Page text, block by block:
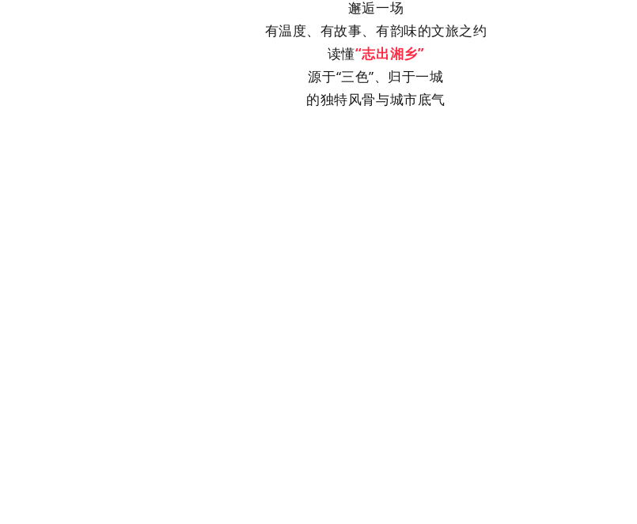
邂逅一场
有温度、有故事、有韵味的文旅之约
读懂“志出湘乡”
源于“三色”、归于一城
的独特风骨与城市底气